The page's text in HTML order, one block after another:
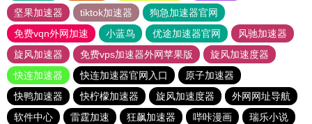
坚果加速器
tiktok加速器
狗急加速器官网
免费vqn外网加速
小蓝鸟 优途加速器官网
风驰加速器
旋风加速器
免费vps加速器外网苹果版
旋风加速度器
快连加速器
快连加速器官网入口
原子加速器
快鸭加速器
快柠檬加速器 旋风加速度器
外网网址导航
软件中心
雷霆加速 狂飙加速器 哔咔漫画
瑞乐小说